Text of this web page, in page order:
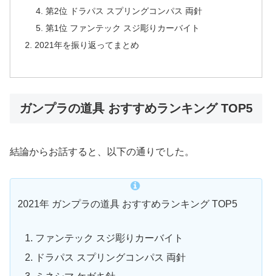
第2位 ドラパス スプリングコンパス 両針
第1位 ファンテック スジ彫りカーバイト
2021年を振り返ってまとめ
ガンプラの道具 おすすめランキング TOP5
結論からお話すると、以下の通りでした。
2021年 ガンプラの道具 おすすめランキング TOP5
ファンテック スジ彫りカーバイト
ドラパス スプリングコンパス 両針